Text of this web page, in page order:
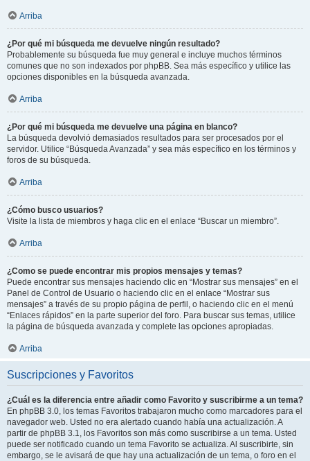
Arriba
¿Por qué mi búsqueda me devuelve ningún resultado?
Probablemente su búsqueda fue muy general e incluye muchos términos
comunes que no son indexados por phpBB. Sea más específico y utilice las
opciones disponibles en la búsqueda avanzada.
Arriba
¿Por qué mi búsqueda me devuelve una página en blanco?
La búsqueda devolvió demasiados resultados para ser procesados por el
servidor. Utilice “Búsqueda Avanzada” y sea más específico en los términos y
foros de su búsqueda.
Arriba
¿Cómo busco usuarios?
Visite la lista de miembros y haga clic en el enlace “Buscar un miembro”.
Arriba
¿Como se puede encontrar mis propios mensajes y temas?
Puede encontrar sus mensajes haciendo clic en “Mostrar sus mensajes” en el
Panel de Control de Usuario o haciendo clic en el enlace “Mostrar sus
mensajes” a través de su propio página de perfil, o haciendo clic en el menú
“Enlaces rápidos” en la parte superior del foro. Para buscar sus temas, utilice
la página de búsqueda avanzada y complete las opciones apropiadas.
Arriba
Suscripciones y Favoritos
¿Cuál es la diferencia entre añadir como Favorito y suscribirme a un tema?
En phpBB 3.0, los temas Favoritos trabajaron mucho como marcadores para el
navegador web. Usted no era alertado cuando había una actualización. A
partir de phpBB 3.1, los Favoritos son más como suscribirse a un tema. Usted
puede ser notificado cuando un tema Favorito se actualiza. Al suscribirte, sin
embargo, se le avisará de que hay una actualización de un tema, o foro en el